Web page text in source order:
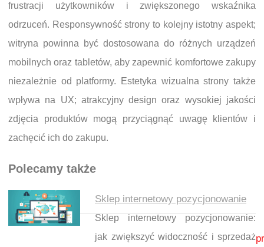
frustracji użytkowników i zwiększonego wskaźnika
odrzuceń. Responsywność strony to kolejny istotny aspekt;
witryna powinna być dostosowana do różnych urządzeń
mobilnych oraz tabletów, aby zapewnić komfortowe zakupy
niezależnie od platformy. Estetyka wizualna strony także
wpływa na UX; atrakcyjny design oraz wysokiej jakości
zdjęcia produktów mogą przyciągnąć uwagę klientów i
zachęcić ich do zakupu.
Polecamy także
Sklep internetowy pozycjonowanie
Sklep internetowy pozycjonowanie:
jak zwiększyć widoczność i sprzedaż
Nawigacja wpisu